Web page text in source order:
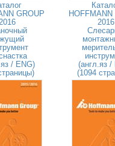
GROUP
/ ENG)
HOFFMANN
2016
(англ.яз /
(1094